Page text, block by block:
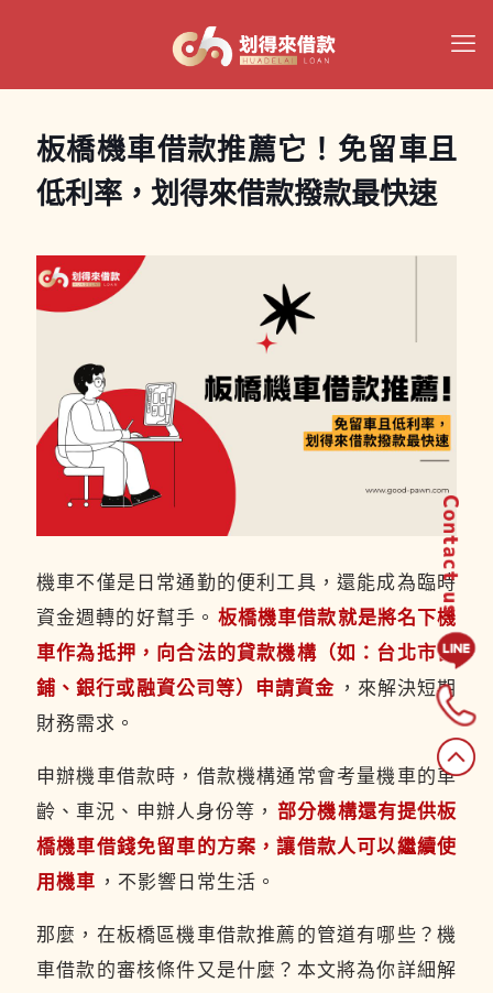
板橋機車借款推薦它！免留車且
低利率，划得來借款撥款最快速
機車不僅是日常通勤的便利工具，還能成為臨時
資金週轉的好幫手。 板橋機車借款就是將名下機
車作為抵押，向合法的貸款機構（如：台北市當
鋪、銀行或融資公司等）申請資金 ，來解決短期
財務需求。
申辦機車借款時，借款機構通常會考量機車的車
齡、車況、申辦人身份等， 部分機構還有提供板
橋機車借錢免留車的方案，讓借款人可以繼續使
用機車 ，不影響日常生活。
那麼，在板橋區機車借款推薦的管道有哪些？機
車借款的審核條件又是什麼？本文將為你詳細解